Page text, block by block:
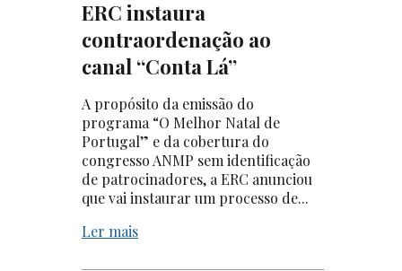
ERC instaura
contraordenação ao
canal “Conta Lá”
A propósito da emissão do
programa “O Melhor Natal de
Portugal” e da cobertura do
congresso ANMP sem identificação
de patrocinadores, a ERC anunciou
que vai instaurar um processo de...
Ler mais